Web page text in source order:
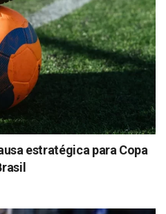
estratégica para Copa